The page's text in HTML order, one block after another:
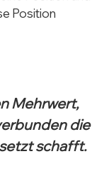
Position
Mehrwert,
die
schafft.